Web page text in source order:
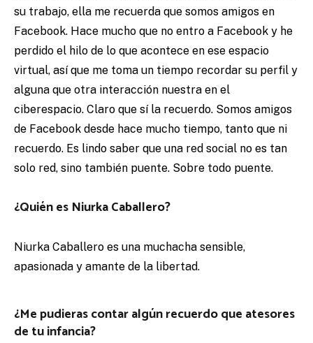
su trabajo, ella me recuerda que somos amigos en
Facebook. Hace mucho que no entro a Facebook y he
perdido el hilo de lo que acontece en ese espacio
virtual, así que me toma un tiempo recordar su perfil y
alguna que otra interacción nuestra en el
ciberespacio. Claro que sí la recuerdo. Somos amigos
de Facebook desde hace mucho tiempo, tanto que ni
recuerdo. Es lindo saber que una red social no es tan
solo red, sino también puente. Sobre todo puente.
¿Quién es Niurka Caballero?
Niurka Caballero es una muchacha sensible,
apasionada y amante de la libertad.
¿Me pudieras contar algún recuerdo que atesores
de tu infancia?